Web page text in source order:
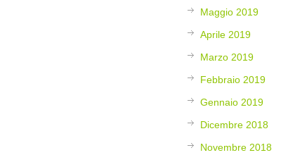
Maggio 2019
Aprile 2019
Marzo 2019
Febbraio 2019
Gennaio 2019
Dicembre 2018
Novembre 2018